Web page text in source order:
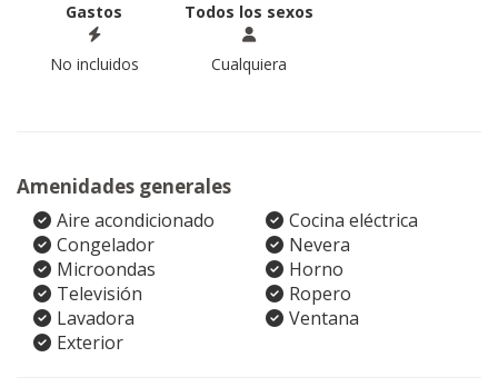
Gastos
No incluidos
Todos los sexos
Cualquiera
Amenidades generales
Aire acondicionado
Cocina eléctrica
Congelador
Nevera
Microondas
Horno
Televisión
Ropero
Lavadora
Ventana
Exterior